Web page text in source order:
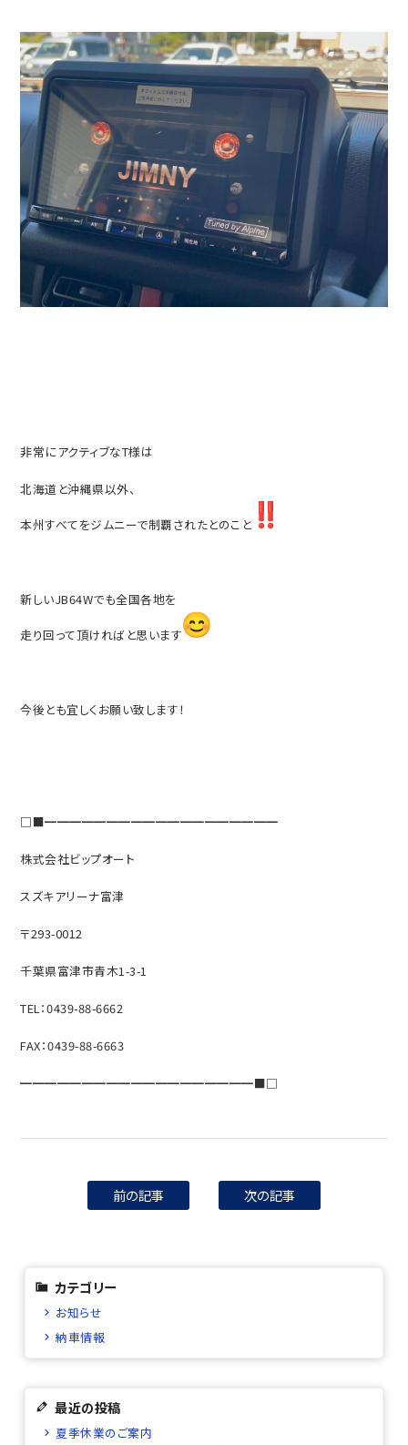
非常にアクティブなT様は
北海道と沖縄県以外、
本州すべてをジムニーで制覇されたとのこと
新しいJB64Wでも全国各地を
走り回って頂ければと思います
今後とも宜しくお願い致します！
□■━━━━━━━━━━━━━━━━━━━
株式会社ビップオート
スズキアリーナ富津
〒293-0012
千葉県富津市青木1-3-1
TEL：0439-88-6662
FAX：0439-88-6663
━━━━━━━━━━━━━━━━━━━■□
前の記事 次の記事
カテゴリー
お知らせ
納車情報
最近の投稿
夏季休業のご案内